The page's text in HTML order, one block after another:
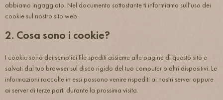
abbiamo ingaggiato. Nel documento sottostante ti informiamo sull'uso dei
cookie sul nostro sito web.
2. Cosa sono i cookie?
I cookie sono dei semplici file spediti assieme alle pagine di questo sito e
salvati dal tuo browser sul disco rigido del tuo computer o altri dispositivi. Le
informazioni raccolte in essi possono venire rispediti ai nostri server oppure
ai server di terze parti durante la prossima visita.